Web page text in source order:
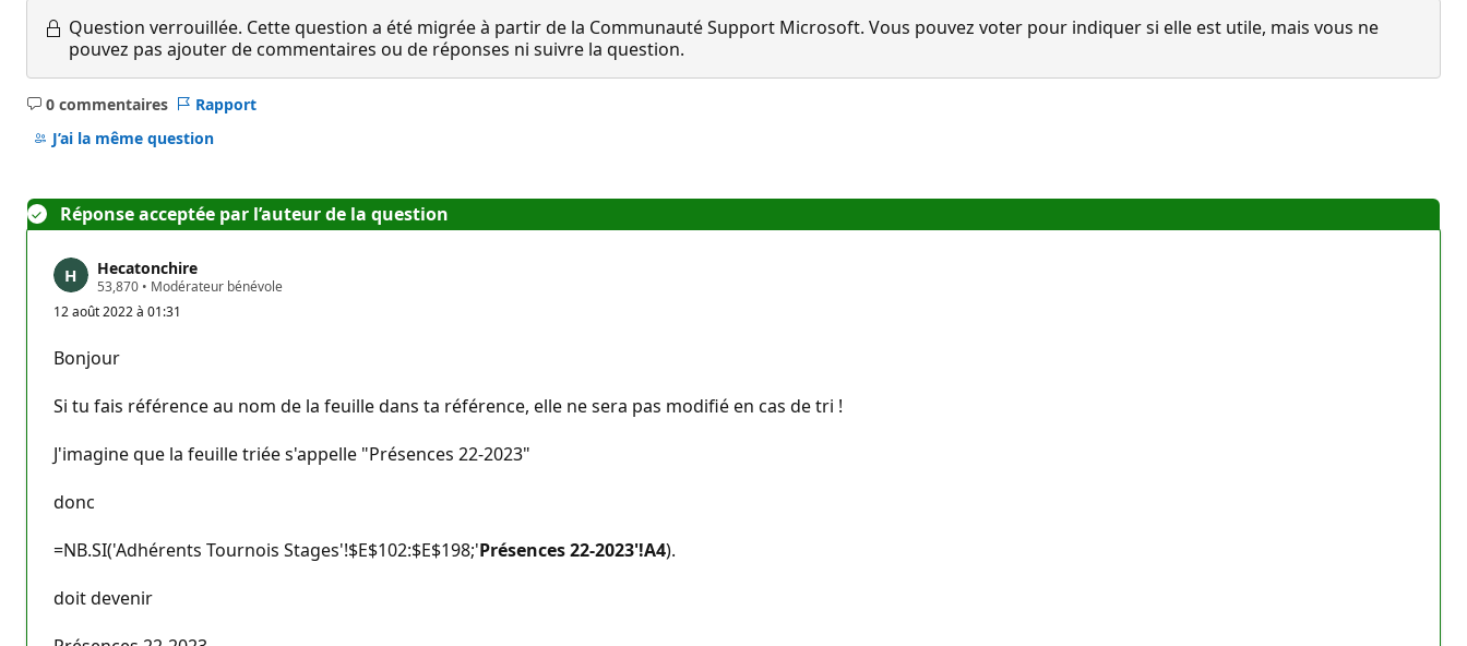
Question verrouillée. Cette question a été migrée à partir de la Communauté Support Microsoft. Vous pouvez voter pour indiquer si elle est utile, mais vous ne
pouvez pas ajouter de commentaires ou de réponses ni suivre la question.
0 commentaires
Aucun
commentaire
Rapport
J’ai la même question
Réponse acceptée par l’auteur de la question
Hecatonchire
53,870 P
i
e
r
p
u
o
• Modérateur bénévole
12 août 2022 à 01:31
Bonjour
Si tu fais référence au nom de la feuille dans ta référence, elle ne sera pas modifié en cas de tri !
J'imagine que la feuille triée s'appelle "Présences 22-2023"
donc
=NB.SI('Adhérents Tournois Stages'!$E$102:$E$198;'Présences 22-2023'!A4).
doit devenir